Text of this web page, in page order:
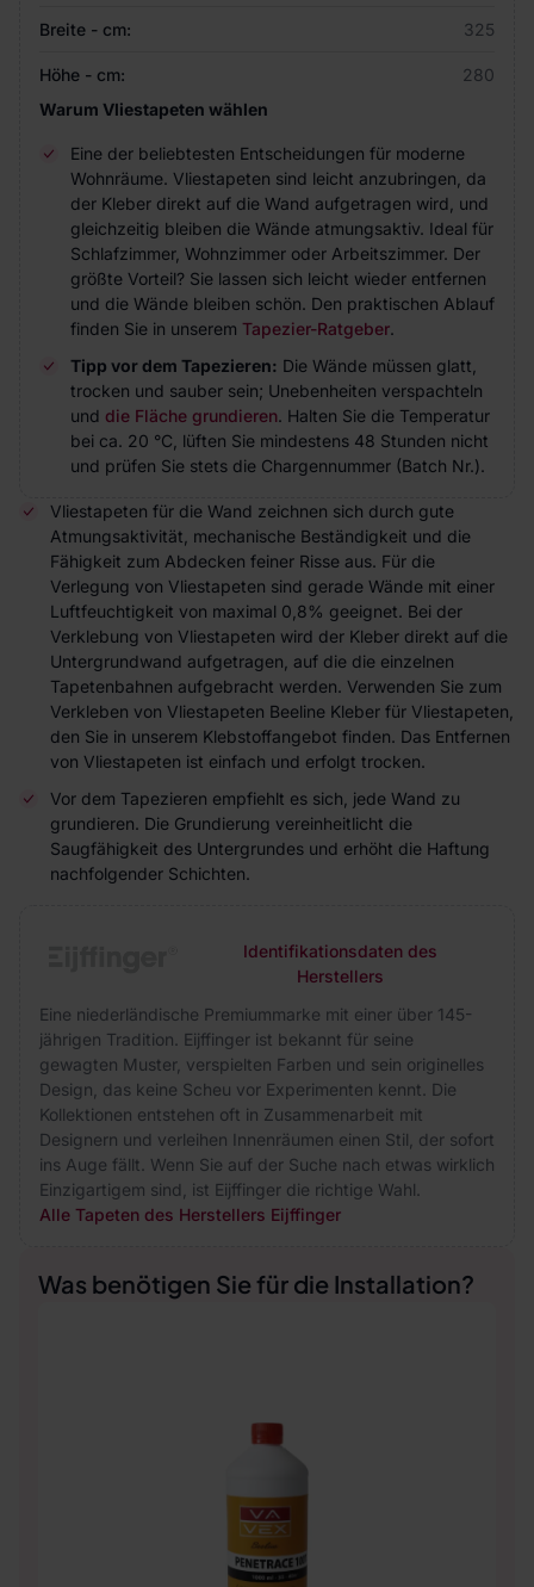
Breite - cm: 325
Höhe - cm:
280
Warum Vliestapeten wählen
Eine der beliebtesten Entscheidungen für moderne
Wohnräume. Vliestapeten sind leicht anzubringen, da
der Kleber direkt auf die Wand aufgetragen wird, und
gleichzeitig bleiben die Wände atmungsaktiv. Ideal für
Schlafzimmer, Wohnzimmer oder Arbeitszimmer. Der
größte Vorteil? Sie lassen sich leicht wieder entfernen
und die Wände bleiben schön. Den praktischen Ablauf
finden Sie in unserem Tapezier-Ratgeber.
Tipp vor dem Tapezieren: Die Wände müssen glatt,
trocken und sauber sein; Unebenheiten verspachteln
und die Fläche grundieren. Halten Sie die Temperatur
bei ca. 20 °C, lüften Sie mindestens 48 Stunden nicht
und prüfen Sie stets die Chargennummer (Batch Nr.).
Vliestapeten für die Wand zeichnen sich durch gute
Atmungsaktivität, mechanische Beständigkeit und die
Fähigkeit zum Abdecken feiner Risse aus. Für die
Verlegung von Vliestapeten sind gerade Wände mit einer
Luftfeuchtigkeit von maximal 0,8% geeignet. Bei der
Verklebung von Vliestapeten wird der Kleber direkt auf die
Untergrundwand aufgetragen, auf die die einzelnen
Tapetenbahnen aufgebracht werden. Verwenden Sie zum
Verkleben von Vliestapeten Beeline Kleber für Vliestapeten,
den Sie in unserem Klebstoffangebot finden. Das Entfernen
von Vliestapeten ist einfach und erfolgt trocken.
Vor dem Tapezieren empfiehlt es sich, jede Wand zu
grundieren. Die Grundierung vereinheitlicht die
Saugfähigkeit des Untergrundes und erhöht die Haftung
nachfolgender Schichten.
Identifikationsdaten des
Herstellers
Eine niederländische Premiummarke mit einer über 145-
jährigen Tradition. Eijffinger ist bekannt für seine
gewagten Muster, verspielten Farben und sein originelles
Design, das keine Scheu vor Experimenten kennt. Die
Kollektionen entstehen oft in Zusammenarbeit mit
Designern und verleihen Innenräumen einen Stil, der sofort
ins Auge fällt. Wenn Sie auf der Suche nach etwas wirklich
Einzigartigem sind, ist Eijffinger die richtige Wahl.
Alle Tapeten des Herstellers Eijffinger
Was benötigen Sie für die Installation?